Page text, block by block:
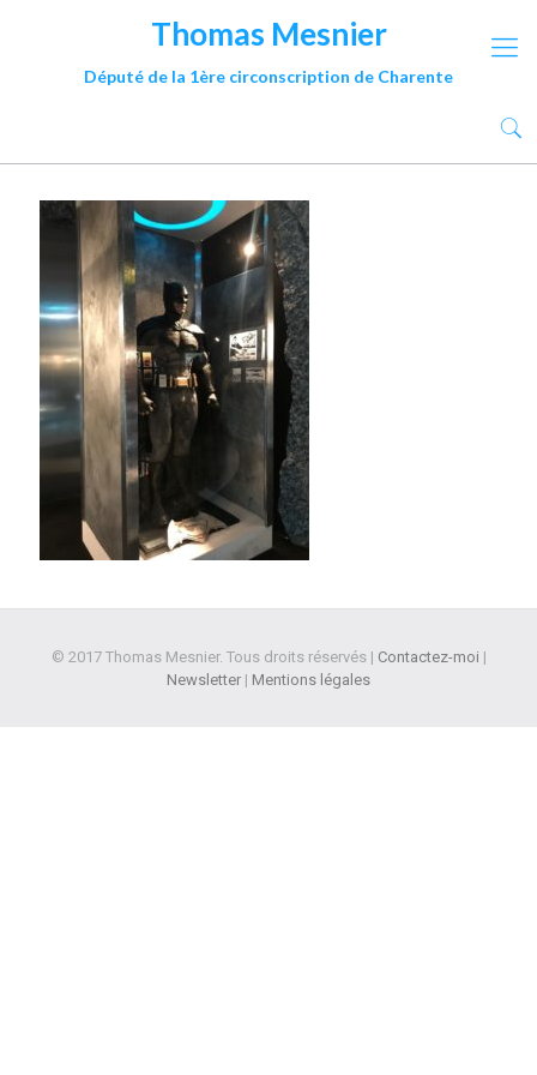
Thomas Mesnier
Député de la 1ère circonscription de Charente
© 2017 Thomas Mesnier. Tous droits réservés | Contactez-moi |
Newsletter | Mentions légales